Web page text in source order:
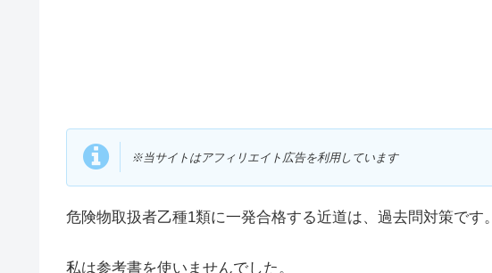
※当サイトはアフィリエイト広告を利用しています
危険物取扱者乙種1類に一発合格する近道は、過去問対策です。
私は参考書を使いませんでした。